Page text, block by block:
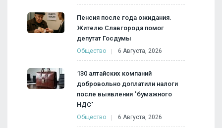
Пенсия после года ожидания.
Жителю Славгорода помог
депутат Госдумы
Общество 6 Августа, 2026
130 алтайских компаний
добровольно доплатили налоги
после выявления "бумажного
НДС"
Общество 6 Августа, 2026